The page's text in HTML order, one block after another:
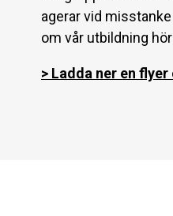
agerar vid
om vår utbildning hör
> Ladda ner en